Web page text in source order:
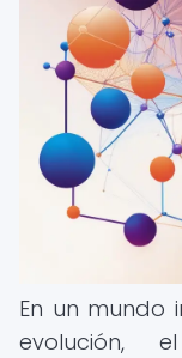
En un mundo
evolución,